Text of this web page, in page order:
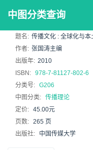
中图分类查询
题名: 传播文化 : 全球化与本
作者: 张国涛主编
出版年: 2010
ISBN: 978-7-81127-802-6
分类号: G206
中图分类: 传播理论
定价: 45.00元
页数: 265 页
出版社:
中国传媒大学